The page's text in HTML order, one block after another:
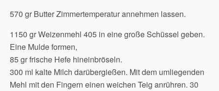
570 gr Butter Zimmertemperatur annehmen lassen.
1150 gr Weizenmehl 405 in eine große Schüssel geben.
Eine Mulde formen,
85 gr frische Hefe hineinbröseln.
300 ml kalte Milch darübergießen. Mit dem umliegenden
Mehl mit den Fingern einen weichen Teig anrühren. 30